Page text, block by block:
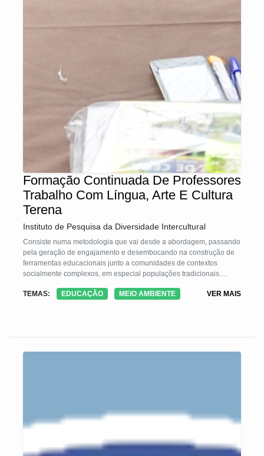
Formação Continuada De Professores
Trabalho Com Língua, Arte E Cultura
Terena
Instituto de Pesquisa da Diversidade Intercultural
Consiste numa metodologia que vai desde a abordagem, passando
pela geração de engajamento e desembocando na construção de
ferramentas educacionais junto a comunidades de contextos
socialmente complexos, em especial populações tradicionais.
fortalecimento do espírito comunitário, o desenvolvimento
TEMAS: EDUCAÇÃO MEIO AMBIENTE VER MAIS